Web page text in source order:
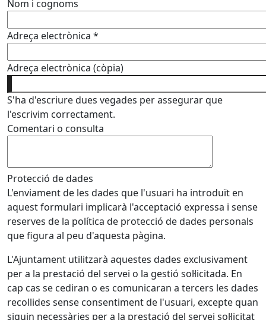
Nom i cognoms
Adreça electrònica *
Adreça electrònica (còpia)
S'ha d'escriure dues vegades per assegurar que
l'escrivim correctament.
Comentari o consulta
Protecció de dades
L'enviament de les dades que l'usuari ha introduït en
aquest formulari implicarà l'acceptació expressa i sense
reserves de la política de protecció de dades personals
que figura al peu d'aquesta pàgina.
L'Ajuntament utilitzarà aquestes dades exclusivament
per a la prestació del servei o la gestió sol·licitada. En
cap cas se cediran o es comunicaran a tercers les dades
recollides sense consentiment de l'usuari, excepte quan
siguin necessàries per a la prestació del servei sol·licitat